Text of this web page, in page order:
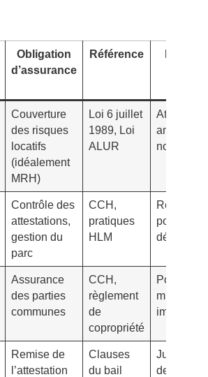
Obligation
d’assurance
Référence
Couverture
des risques
locatifs
(idéalement
MRH)
Loi 6 juillet
1989, Loi
ALUR
Attestation
annuelle
Contrôle des
attestations,
gestion du
parc
CCH,
pratiques
HLM
Relances,
portail de
dépôt
Assurance
des parties
communes
CCH,
règlement
de
copropriété
Police
immeuble
Remise de
l’attestation
Clauses
du bail
Justificatif
de